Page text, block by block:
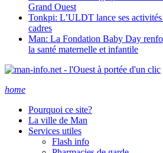
Grand Ouest
Tonkpi: L’ULDT lance ses activités
cadres
Man: La Fondation Baby Day
la santé maternelle et infantile
home
Pourquoi ce site?
La ville de Man
Services utiles
Flash info